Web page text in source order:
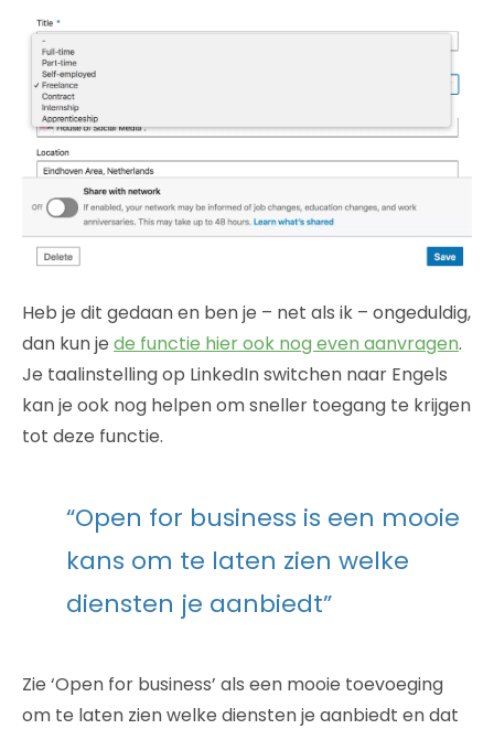
Heb je dit gedaan en ben je – net als ik – ongeduldig,
dan kun je de functie hier ook nog even aanvragen.
Je taalinstelling op LinkedIn switchen naar Engels
kan je ook nog helpen om sneller toegang te krijgen
tot deze functie.
“Open for business is een mooie
kans om te laten zien welke
diensten je aanbiedt”
Zie ‘Open for business’ als een mooie toevoeging
om te laten zien welke diensten je aanbiedt en dat